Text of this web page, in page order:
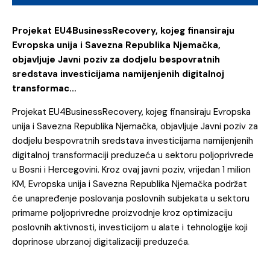
Projekat EU4BusinessRecovery, kojeg finansiraju
Evropska unija i Savezna Republika Njemačka,
objavljuje Javni poziv za dodjelu bespovratnih
sredstava investicijama namijenjenih digitalnoj
transformac…
Projekat EU4BusinessRecovery, kojeg finansiraju Evropska
unija i Savezna Republika Njemačka, objavljuje Javni poziv za
dodjelu bespovratnih sredstava investicijama namijenjenih
digitalnoj transformaciji preduzeća u sektoru poljoprivrede
u Bosni i Hercegovini. Kroz ovaj javni poziv, vrijedan 1 milion
KM, Evropska unija i Savezna Republika Njemačka podržat
će unapređenje poslovanja poslovnih subjekata u sektoru
primarne poljoprivredne proizvodnje kroz optimizaciju
poslovnih aktivnosti, investicijom u alate i tehnologije koji
doprinose ubrzanoj digitalizaciji preduzeća.